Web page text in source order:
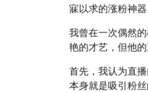
寐以求的涨粉神
我曾在一次偶然
艳的才艺，但他
首先，我认为直
本身就是吸引粉